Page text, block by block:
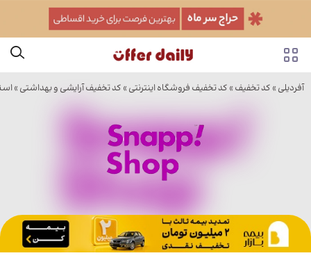
آفردیلی » کد تخفیف » کد تخفیف فروشگاه اینترنتی » کد تخفیف آرایشی و بهداشتی »